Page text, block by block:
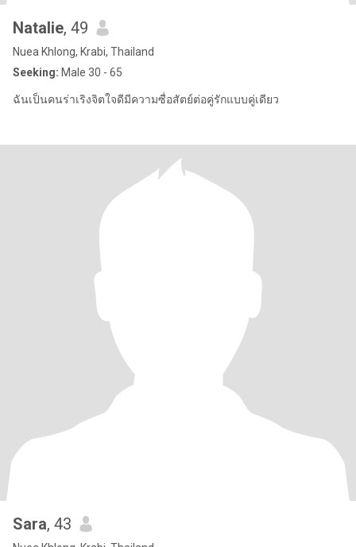
Natalie, 49
Nuea Khlong, Krabi, Thailand
Seeking: Male 30 - 65
ฉันเป็นคนร่าเริงจิตใจดีมีความซื่อสัตย์ต่อคู่รักแบบคู่เดียว
Sara, 43